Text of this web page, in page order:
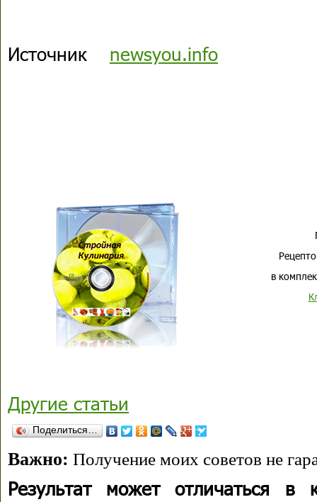
Источник newsyou.info
в
Другие статьи
Поделиться…
Важно: Получение моих советов не
Результат может отличаться в